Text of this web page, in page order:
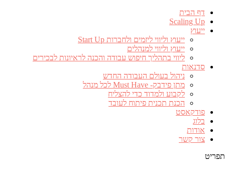
דף הבית
Scaling Up
ייעוץ
ייעוץ וליווי ליזמים ולחברות Start Up
ייעוץ וליווי למנהלים
ליווי בתהליך חיפוש עבודה והכנה לראיונות לבכירים
סדנאות
ניהול בעולם העבודה החדש
מתן פידבק- Must Have לכל מנהל
לקבוע ולמדוד כדי להצליח
הכנת תכנית פיתוח לעובד
פודקאסט
בלוג
אודות
צור קשר
תפריט